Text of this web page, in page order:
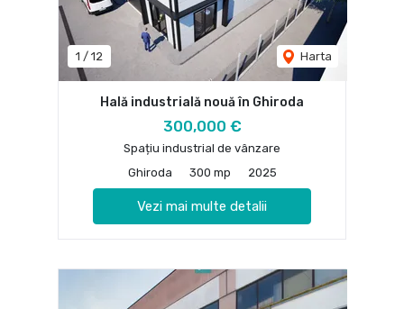
1 / 12 Harta
Hală industrială nouă în Ghiroda
300,000 €
Spațiu industrial de vânzare
Ghiroda
300 mp 2025
Vezi mai multe detalii